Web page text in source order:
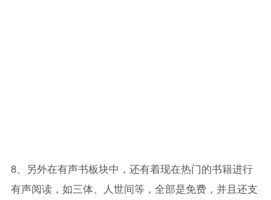
8、另外在有声书板块中，还有着现在热门的书籍进行
有声阅读，如三体、人世间等，全部是免费，并且还支